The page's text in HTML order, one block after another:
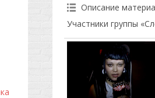
Описание
Участники группы